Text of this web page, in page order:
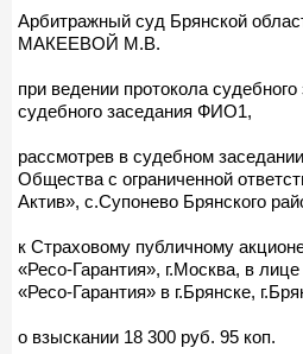
Арбитражный суд Брянской
МАКЕЕВОЙ М.В.
при ведении протокола
судебного заседания ФИО1,
рассмотрев в судебном
Общества с ограниченной
Актив», с.Супонево Брянского
к Страховому публичному
«Ресо-Гарантия», г.Москва, в
«Ресо-Гарантия» в г.Брянске,
о взыскании 18 300 руб. 95 коп.